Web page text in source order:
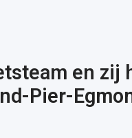
en zij
Pier-